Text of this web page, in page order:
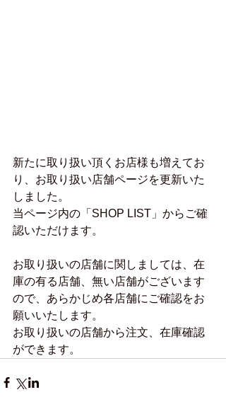
新たに取り扱い頂くお店様も増えてお
り、お取り扱い店舗ページを更新いた
しました。
当ページ内の「SHOP LIST」からご確
認いただけます。
お取り扱いの店舗に関しましては、在
庫の有る店舗、無い店舗がございます
ので、あらかじめ各店舗にご確認をお
願いいたします。
お取り扱いの店舗から注文、在庫確認
ができます。